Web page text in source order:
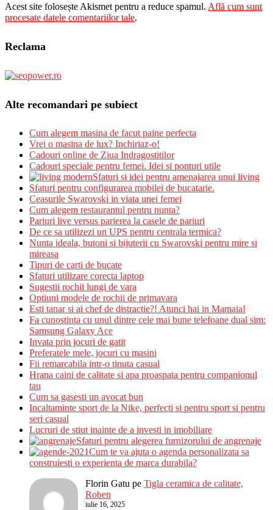
Acest site folosește Akismet pentru a reduce spamul. Află cum sunt
procesate datele comentariilor tale.
Reclama
Alte recomandari pe subiect
Cum alegem masina de facut paine perfecta
Vrei o masina de lux? Inchiriaz-o!
Cadouri online de Ziua Indragostitilor
Cadouri speciale pentru femei. Idei si ponturi utile
Sfaturi si idei pentru amenajarea unui living
Sfaturi pentru configurarea mobilei de bucatarie.
Ceasurile Swarovski in viata unei femei
Cum alegem restaurantul pentru nunta?
Pariuri live versus parierea la casele de pariuri
De ce sa utilizezi un UPS pentru centrala termica?
Nunta ideala, butoni si bijuterii cu Swarovski pentru mire si
mireasa
Tipuri de carti de bucate
Sfaturi utilizare corecta laptop
Sugestii rochii lungi de vara
Optiuni modele de rochii de primavara
Esti tanar si ai chef de distractie?! Atunci hai in Mamaia!
Fa cunostinta cu unul dintre cele mai bune telefoane dual sim:
Samsung Galaxy Ace
Invata prin jocuri de gatit
Preferatele mele, jocuri cu masini
Fii remarcabila intr-o tinuta casual
Hrana caini de calitate si apa proaspata pentru companionul
tau
Cum sa gasesti un avocat bun
Incaltaminte sport de la Nike, perfecti si pentru sport si pentru
seri casual
Lucruri de stiut inainte de a investi in imobiliare
Sfaturi pentru alegerea furnizorului de angrenaje
Cum te va ajuta o agenda personalizata sa
construiesti o experienta de marca durabila?
Florin Gatu pe Tigla ceramica de calitate,
Roben
iulie 16, 2025